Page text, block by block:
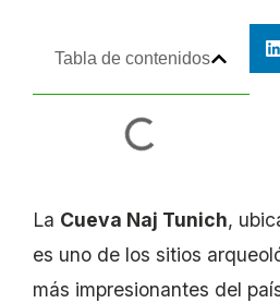
Tabla de contenidos
La Cueva Naj Tunich,
es uno de los sitios
más impresionantes del